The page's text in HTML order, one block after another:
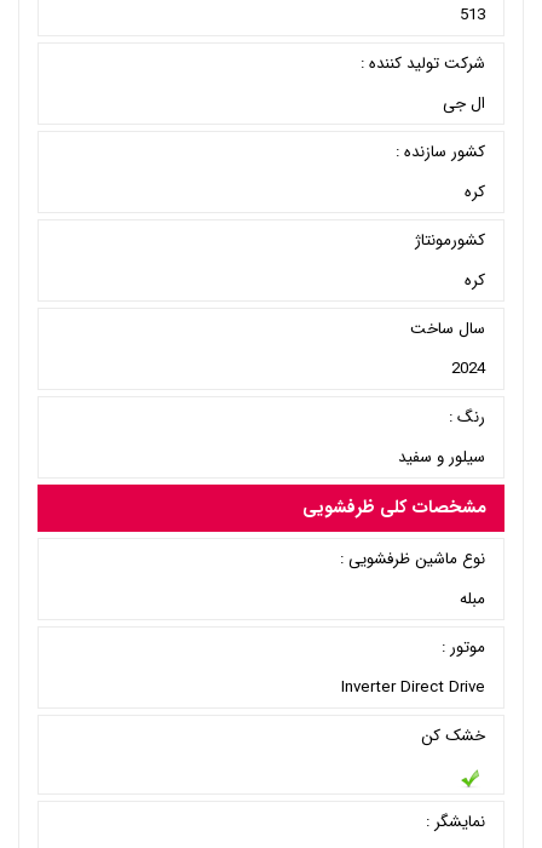
513
شرکت تولید کننده :
ال جی
کشور سازنده :
کره
کشورمونتاژ
کره
سال ساخت
2024
رنگ :
سیلور و سفید
مشخصات کلی ظرفشویی
نوع ماشین ظرفشویی :
مبله
موتور :
Inverter Direct Drive
خشک کن
نمایشگر :